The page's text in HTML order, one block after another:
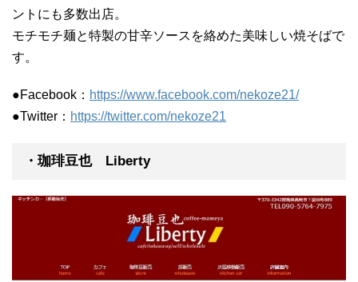
ントにも多数出店。
モチモチ麺と特製の甘辛ソースを絡めた美味しい焼そばで
す。
●Facebook： https://www.facebook.com/nekoze21/
●Twitter： https://twitter.com/nekoze21
・珈琲豆也 Liberty